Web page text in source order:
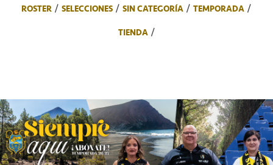
ROSTER SELECCIONES SIN CATEGORÍA
TEMPORADA
TIENDA